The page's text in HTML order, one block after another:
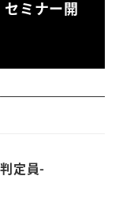
ミナー開
定員-